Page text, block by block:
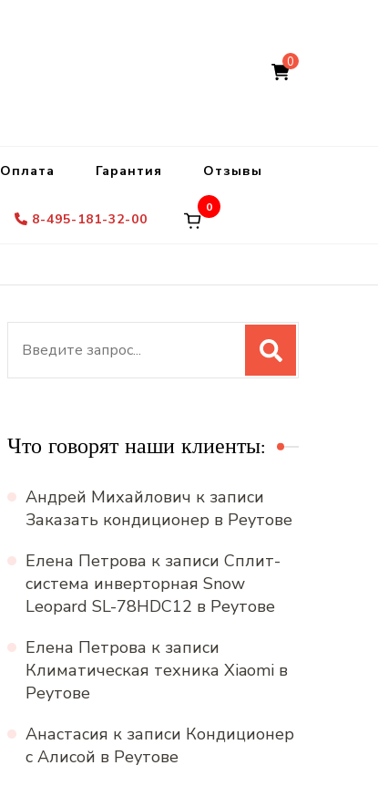
0
Оплата Гарантия Отзывы
8-495-181-32-00
0
Что говорят наши клиенты:
Андрей Михайлович к записи
Заказать кондиционер в Реутове
Елена Петрова к записи Сплит-
система инверторная Snow
Leopard SL-78HDC12 в Реутове
Елена Петрова к записи
Климатическая техника Xiaomi в
Реутове
Анастасия к записи Кондиционер
с Алисой в Реутове